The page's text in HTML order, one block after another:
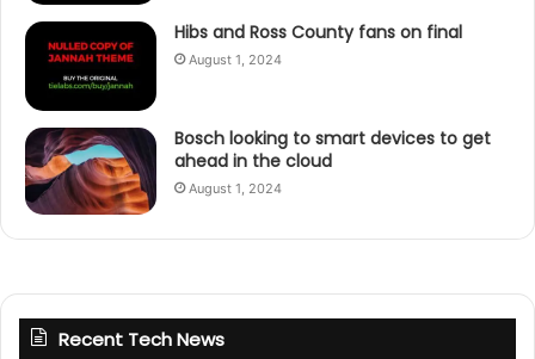
Hibs and Ross County fans on final
August 1, 2024
Bosch looking to smart devices to get
ahead in the cloud
August 1, 2024
Recent Tech News